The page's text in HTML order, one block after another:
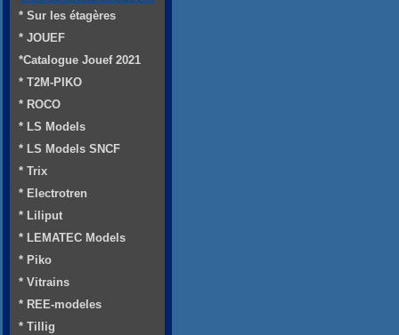
* Sur les étagères
* JOUEF
*Catalogue Jouef 2021
* T2M-PIKO
* ROCO
* LS Models
* LS Models SNCF
* Trix
* Electrotren
* Liliput
* LEMATEC Models
* Piko
* Vitrains
* REE-modeles
* Tillig